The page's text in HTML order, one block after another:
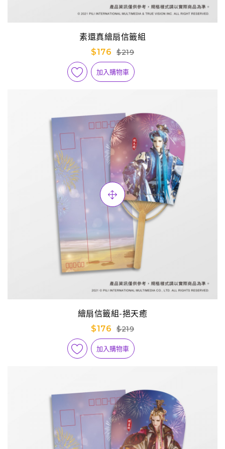
素還真繪扇信籤組
$176
$219
加入購物車
繪扇信籤組-挹天癒
$176
$219
加入購物車